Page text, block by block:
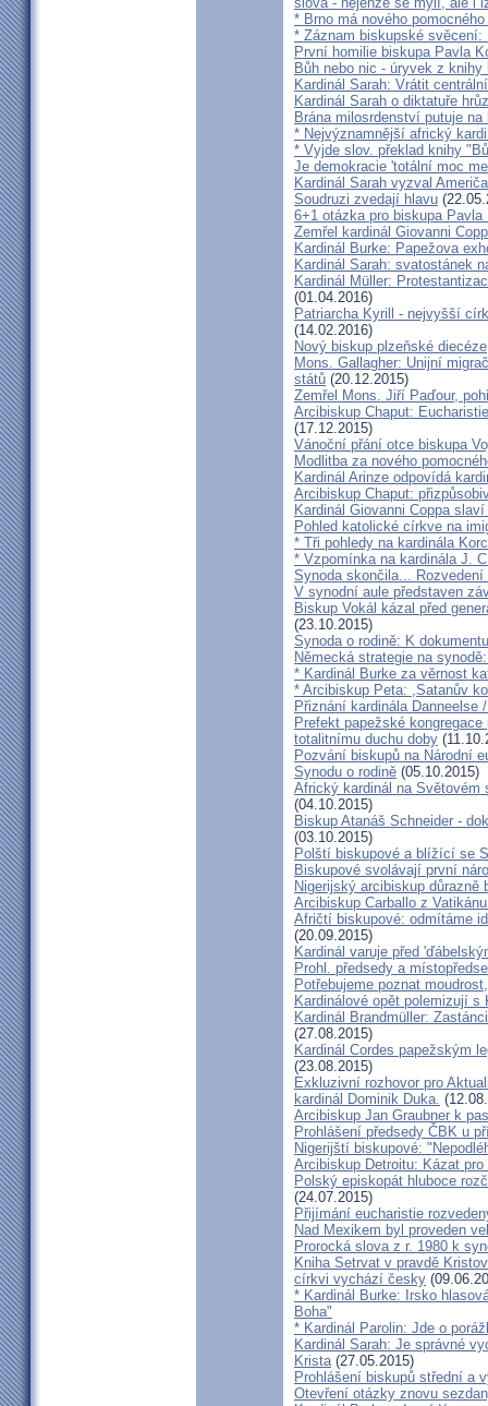
* Brno má nového
* Záznam biskupské svěcení:
První homilie biskupa Pavla
Bůh nebo nic - úryvek z knihy
Kardinál Sarah: Vrátit
Kardinál Sarah o diktatuře
Brána milosrdenství putuje
* Nejvýznamnější africký
* Vyjde slov. překlad knihy
Je demokracie 'totální moc
Kardinál Sarah vyzval
Soudruzi zvedají hlavu
6+1 otázka pro biskupa Pavla
Zemřel kardinál Giovanni
Kardinál Burke: Papežova
Kardinál Sarah: svatostánek
Kardinál Müller:
(01.04.2016)
Patriarcha Kyrill - nejvyšší
(14.02.2016)
Nový biskup plzeňské diecéze
Mons. Gallagher: Unijní
států (20.12.2015)
Zemřel Mons. Jiří Paďour,
Arcibiskup Chaput:
(17.12.2015)
Vánoční přání otce biskupa
Modlitba za nového
Kardinál Arinze odpovídá
Arcibiskup Chaput:
Kardinál Giovanni Coppa
Pohled katolické církve na
* Tři pohledy na kardinála
* Vzpomínka na kardinála J.
Synoda skončila...
V synodní aule představen
Biskup Vokál kázal před
(23.10.2015)
Synoda o rodině: K
Německá strategie na
* Kardinál Burke za věrnost
* Arcibiskup Peta: ,Satanův
Přiznání kardinála Danneelse
Prefekt papežské
totalitnímu duchu doby
Pozvání biskupů na Národní
Synodu o rodině (05.10.2015)
Africký kardinál na Světovém
(04.10.2015)
Biskup Atanáš Schneider -
(03.10.2015)
Polští biskupové a blížící se
Biskupové svolávají první
Nigerijský arcibiskup důrazně
Arcibiskup Carballo z
Afričtí biskupové: odmítáme
(20.09.2015)
Kardinál varuje před
Prohl. předsedy a
Potřebujeme poznat
Kardinálové opět polemizují
Kardinál Brandmüller:
(27.08.2015)
Kardinál Cordes papežským
(23.08.2015)
Exkluzivní rozhovor pro
kardinál Dominik Duka.
Arcibiskup Jan Graubner k
Prohlášení předsedy ČBK u
Nigerijští biskupové:
Arcibiskup Detroitu: Kázat
Polský episkopát hluboce
(24.07.2015)
Přijímání eucharistie
Nad Mexikem byl proveden
Prorocká slova z r. 1980 k
Kniha Setrvat v pravdě
církvi vychází česky
* Kardinál Burke: Irsko
Boha"
* Kardinál Parolin: Jde o
Kardinál Sarah: Je správné
Krista(27.05.2015)
Prohlášení biskupů střední a
Otevření otázky znovu